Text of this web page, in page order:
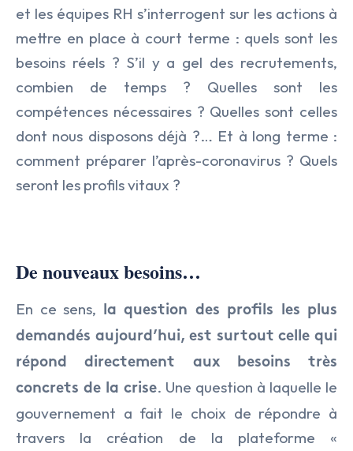
et les équipes RH s’interrogent sur les actions à
mettre en place à court terme : quels sont les
besoins réels ? S’il y a gel des recrutements,
combien de temps ? Quelles sont les
compétences nécessaires ? Quelles sont celles
dont nous disposons déjà ?… Et à long terme :
comment préparer l’après-coronavirus ? Quels
seront les profils vitaux ?
De nouveaux besoins…
En ce sens,
la question des profils les plus
demandés aujourd’hui, est surtout celle qui
répond directement aux besoins très
concrets de la crise. Une question à laquelle le
gouvernement a fait le choix de répondre à
travers la création de la plateforme «
Nucléaire
Transport & Logistique